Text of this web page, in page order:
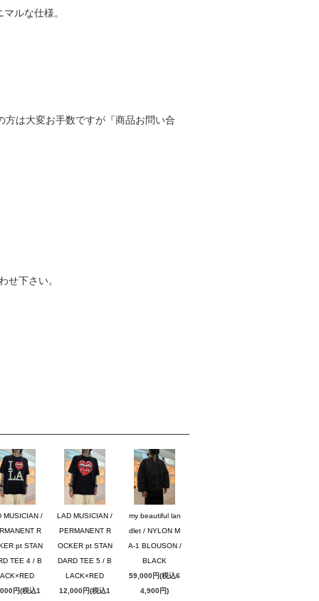
ルな仕様。
は大変お手数ですが『商品お問い合
せ下さい。
MUSICIAN /
R
pt STAN
TEE 4 / B
円(税込1
LAD MUSICIAN /
PERMANENT R
OCKER pt STAN
DARD TEE 5 / B
LACK×RED
12,000円(税込1
my beautiful lan
dlet / NYLON M
A-1 BLOUSON /
BLACK
59,000円(税込6
4,900円)